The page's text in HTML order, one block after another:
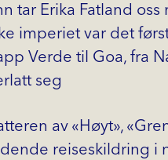
tar Erika Fatland
imperiet var det
Verde til Goa, fra
seg
av «Høyt»,
reiseskildring i